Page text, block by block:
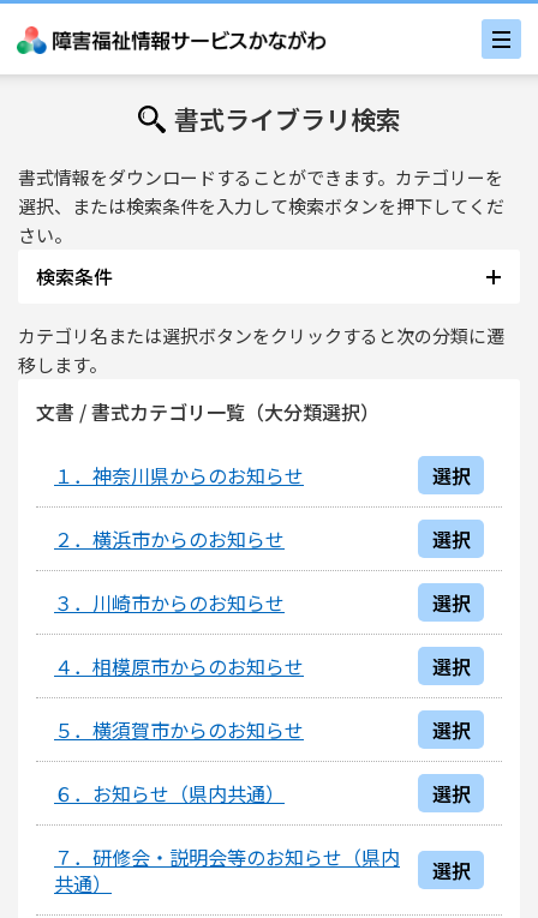
書式ライブラリ検索
書式情報をダウンロードすることができます。カテゴリーを
選択、または検索条件を入力して検索ボタンを押下してくだ
さい。
検索条件
文書名 / 文書内容
〜
カテゴリ名または選択ボタンをクリックすると次の分類に遷
移します。
文書 / 書式カテゴリ一覧（大分類選択）
１．神奈川県からのお知らせ 選択
２．横浜市からのお知らせ 選択
３．川崎市からのお知らせ 選択
４．相模原市からのお知らせ 選択
５．横須賀市からのお知らせ 選択
６．お知らせ（県内共通） 選択
７．研修会・説明会等のお知らせ（県内
共通）
選択